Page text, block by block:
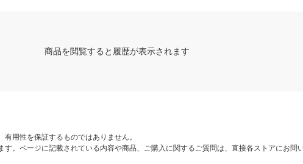
商品を閲覧すると履歴が表示されます
用性を保証するものではありません。
。ページに記載されている内容や商品、ご購入に関するご質問は、直接各ストアにお問